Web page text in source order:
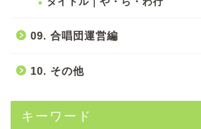
09. 合唱団運営編
10. その他
キーワード